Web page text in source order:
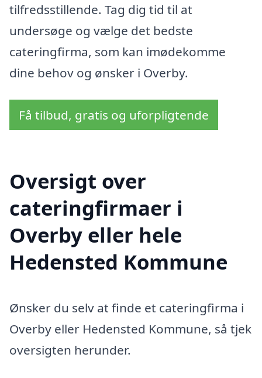
tilfredsstillende. Tag dig tid til at
undersøge og vælge det bedste
cateringfirma, som kan imødekomme
dine behov og ønsker i Overby.
Få tilbud, gratis og uforpligtende
Oversigt over
cateringfirmaer i
Overby eller hele
Hedensted Kommune
Ønsker du selv at finde et cateringfirma i
Overby eller Hedensted Kommune, så tjek
oversigten herunder.